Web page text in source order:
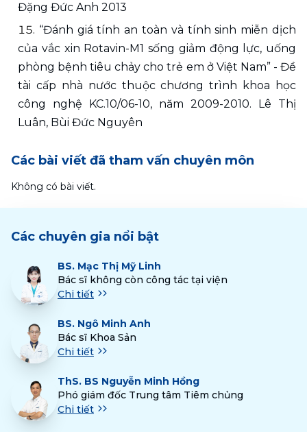
Đặng Đức Anh 2013
“Đánh giá tính an toàn và tính sinh miễn dịch
của vắc xin Rotavin-M1 sống giảm động lực, uống
phòng bệnh tiêu chảy cho trẻ em ở Việt Nam” - Đề
tài cấp nhà nước thuộc chương trình khoa học
công nghệ KC.10/06-10, năm 2009-2010. Lê Thị
Luân, Bùi Đức Nguyên
Các bài viết đã tham vấn chuyên môn
Không có bài viết.
Các chuyên gia nổi bật
BS. Mạc Thị Mỹ Linh
Bác sĩ không còn công tác tại viện
Chi tiết
BS. Ngô Minh Anh
Bác sĩ Khoa Sản
Chi tiết
ThS. BS Nguyễn Minh Hồng
Phó giám đốc Trung tâm Tiêm chủng
Chi tiết